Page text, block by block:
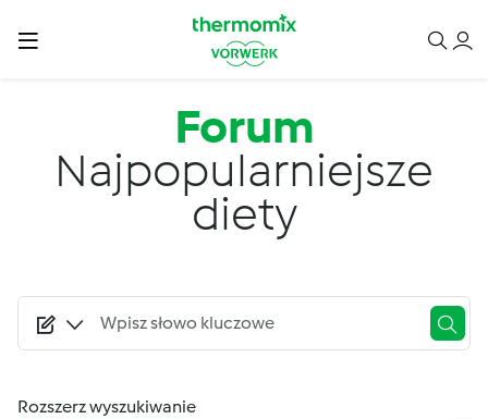
Forum
Najpopularniejsze
diety
Rozszerz wyszukiwanie